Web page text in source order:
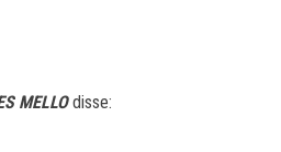
MELLO disse: